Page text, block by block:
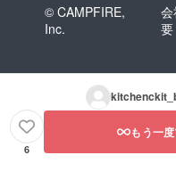
© CAMPFIRE,
Inc.
要
6
もう一